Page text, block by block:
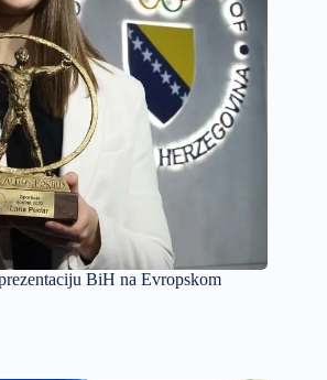
BiH na Evropskom